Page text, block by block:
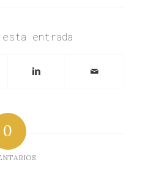
entrada
0